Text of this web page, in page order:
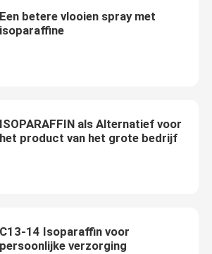
Isoparl
Een betere vlooien spray met
isoparaffine
ISOPARAFFIN als Alternatief voor
het product van het grote bedrijf
C13-14 Isoparaffin voor
persoonlijke verzorging